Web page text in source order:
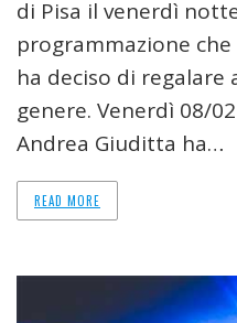
di Pisa il venerdì
programmazione che
ha deciso di
genere. Venerdì 08/02
Andrea Giuditta ha…
READ MORE